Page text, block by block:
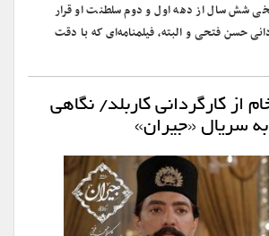
شش سال از دهه اول و دوم سلطنت او قرار
داده است‌. کارگردانی حسن فتحی و البته، فیلم‎نامه‌ای که با دقت
از کارگردانی کاربلد/ نگاهی
به سریال «جیران»